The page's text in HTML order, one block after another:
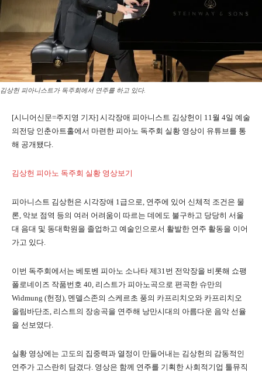
김상헌 피아니스트가 독주회에서 연주를 하고 있다.
[시니어신문=주지영 기자] 시각장애 피아니스트 김상헌이 11월 4일 예술
의전당 인춘아트홀에서 마련한 피아노 독주회 실황 영상이 유튜브를 통
해 공개됐다.
김상헌 피아노 독주회 실황 영상보기
피아니스트 김상헌은 시각장애 1급으로, 연주에 있어 신체적 조건은 물
론, 악보 점역 등의 여러 어려움이 따르는 데에도 불구하고 당당히 서울
대 음대 및 동대학원을 졸업하고 예술인으로서 활발한 연주 활동을 이어
가고 있다.
이번 독주회에서는 베토벤 피아노 소나타 제31번 전악장을 비롯해 쇼팽
폴로네이즈 작품번호 40, 리스트가 피아노곡으로 편곡한 슈만의
Widmung (헌정), 멘델스존의 스케르초 풍의 카프리치오와 카프리치오
올림바단조, 리스트의 장송곡을 연주해 낭만시대의 아름다운 음악 선율
을 선보였다.
실황 영상에는 고도의 집중력과 열정이 만들어내는 김상헌의 감동적인
연주가 고스란히 담겼다. 영상은 함께 연주를 기획한 사회적기업 툴뮤직